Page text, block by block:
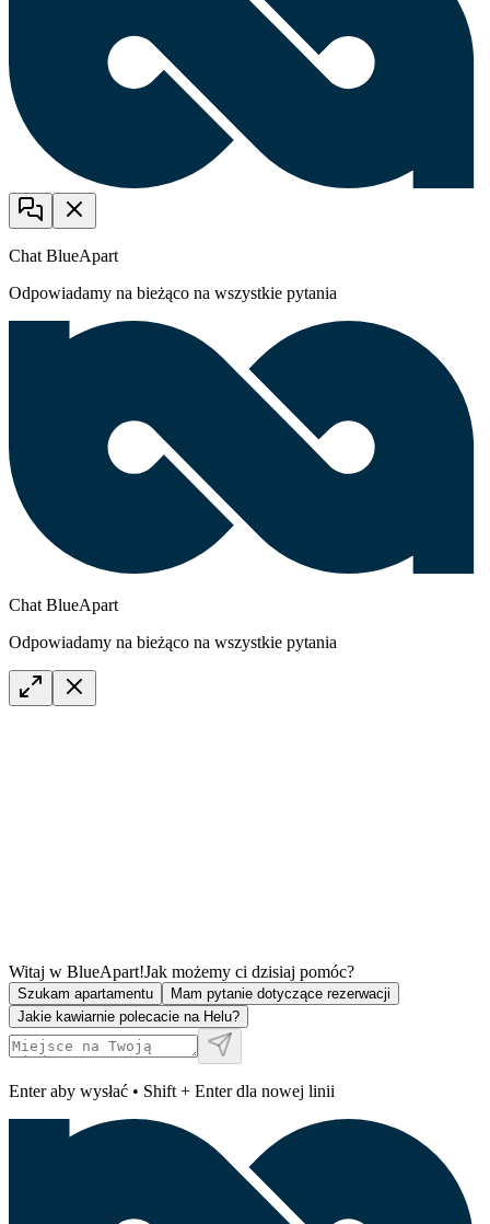
Chat BlueApart
Odpowiadamy na bieżąco na wszystkie pytania
Chat BlueApart
Odpowiadamy na bieżąco na wszystkie pytania
Witaj w BlueApart!Jak możemy ci dzisiaj pomóc?
Szukam apartamentu
Mam pytanie dotyczące rezerwacji
Jakie kawiarnie polecacie na Helu?
Enter aby wysłać • Shift + Enter dla nowej linii